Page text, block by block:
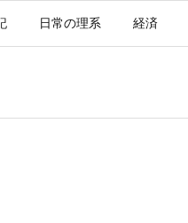
日常の理系 経済